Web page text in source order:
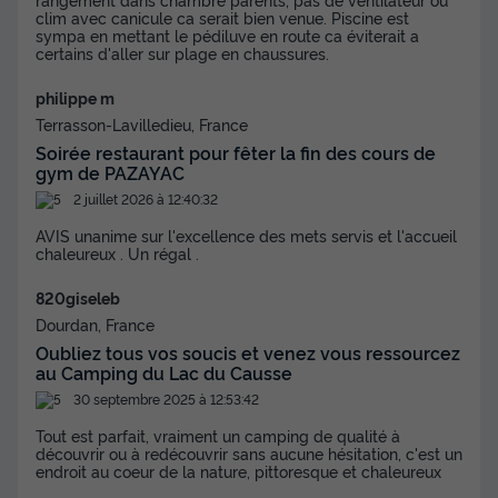
Surface
35m²
Adultes
6
Chambres
3
Salle de bain
1
Congélateur
MOBILHOME 6 personnes - Confort 35m² (3 chambres)
+vue sur le lac
du24/09/2026au01/10/2026
Modifier les dates
Voir les disponibilités
clim avec canicule ca serait bien venue. Piscine est
sympa en mettant le pédiluve en route ca éviterait a
certains d'aller sur plage en chaussures.
philippe m
Terrasson-Lavilledieu, France
Soirée restaurant pour fêter la fin des cours de
gym de PAZAYAC
2 juillet 2026 à 12:40:32
AVIS unanime sur l'excellence des mets servis et l'accueil
chaleureux . Un régal .
820giseleb
Dourdan, France
Oubliez tous vos soucis et venez vous ressourcez
au Camping du Lac du Causse
30 septembre 2025 à 12:53:42
Tout est parfait, vraiment un camping de qualité à
découvrir ou à redécouvrir sans aucune hésitation, c'est un
endroit au coeur de la nature, pittoresque et chaleureux